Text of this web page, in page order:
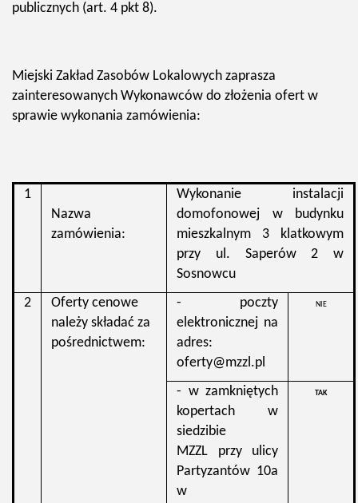
publicznych (art. 4 pkt 8).
Miejski Zakład Zasobów Lokalowych zaprasza
zainteresowanych Wykonawców do złożenia ofert w
sprawie wykonania zamówienia:
1
Nazwa
zamówienia:
Wykonanie instalacji
domofonowej w budynku
mieszkalnym 3 klatkowym
przy ul. Saperów 2 w
Sosnowcu
2
Oferty cenowe
należy składać za
pośrednictwem:
- poczty
elektronicznej na
adres:
oferty@mzzl.pl
NIE
- w zamkniętych
kopertach w
siedzibie
MZZL przy ulicy
Partyzantów 10a
w
TAK